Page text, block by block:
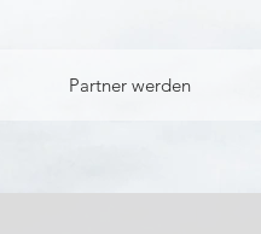
Partner werden